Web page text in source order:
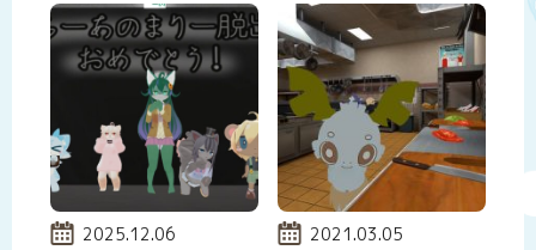
投稿日:
2025.12.06 投稿日:
2021.03.05